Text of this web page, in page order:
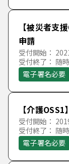
ら
わ行
わ
【被災者支
申請
受付開始：
受付終了： 随時
電子署名必要
【介護
受付開始：
受付終了： 随時
電子署名必要